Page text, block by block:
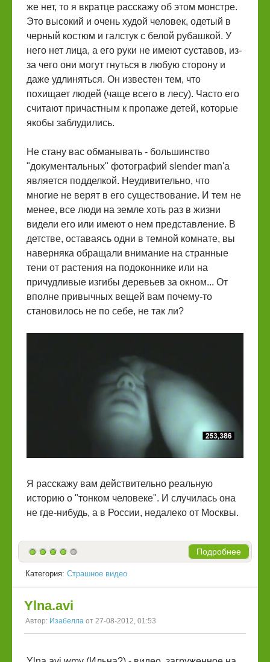
же нет, то я вкратце расскажу об этом монстре.
Это высокий и очень худой человек, одетый в
черный костюм и галстук с белой рубашкой. У
него нет лица, а его руки не имеют суставов, из-
за чего они могут гнуться в любую сторону и
даже удлиняться. Он известен тем, что
похищает людей (чаще всего в лесу). Часто его
считают причастным к пропаже детей, которые
якобы заблудились.
Не стану вас обманывать - большинство
"документальных" фотографий slender man'a
является подделкой. Неудивительно, что
многие не верят в его существование. И тем не
менее, все люди на земле хоть раз в жизни
видели его или имеют о нем представление. В
детстве, оставаясь одни в темной комнате, вы
наверняка обращали внимание на странные
тени от растения на подоконнике или на
причудливые изгибы деревьев за окном... От
вполне привычных вещей вам почему-то
становилось не по себе, не так ли?
Я расскажу вам действительно реальную
историю о "тонком человеке". И случилась она
не где-нибудь, а в России, недалеко от Москвы.
Подробнее
Категория: Страшное видео
Ylna.avi
Автор: Изабелла от 27-08-2012, 01:53